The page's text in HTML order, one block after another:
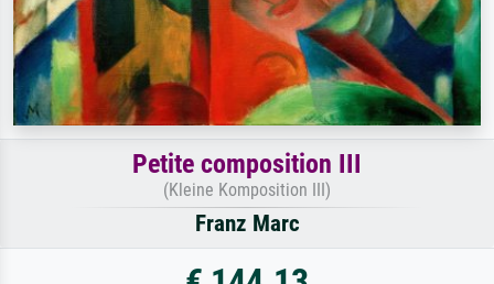
Petite composition III
(Kleine Komposition III)
Franz Marc